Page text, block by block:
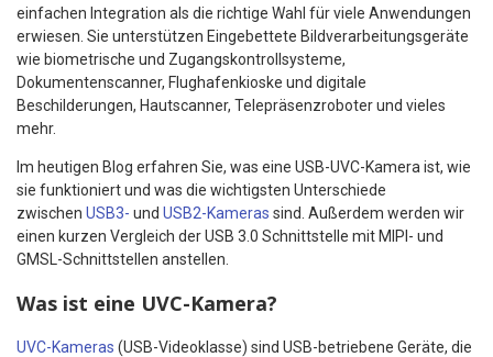
einfachen Integration als die richtige Wahl für viele Anwendungen
erwiesen. Sie unterstützen Eingebettete Bildverarbeitungsgeräte
wie biometrische und Zugangskontrollsysteme,
Dokumentenscanner, Flughafenkioske und digitale
Beschilderungen, Hautscanner, Telepräsenzroboter und vieles
mehr.
Im heutigen Blog erfahren Sie, was eine USB-UVC-Kamera ist, wie
sie funktioniert und was die wichtigsten Unterschiede
zwischen USB3- und USB2-Kameras sind. Außerdem werden wir
einen kurzen Vergleich der USB 3.0 Schnittstelle mit MIPI- und
GMSL-Schnittstellen anstellen.
Was ist eine UVC-Kamera?
UVC-Kameras (USB-Videoklasse) sind USB-betriebene Geräte, die